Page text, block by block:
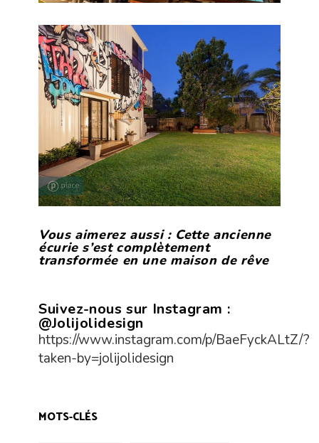
Vous aimerez aussi : Cette ancienne
écurie s’est complètement
transformée en une maison de rêve
Suivez-nous sur Instagram :
@Jolijolidesign
https://www.instagram.com/p/BaeFyckALtZ/?
taken-by=jolijolidesign
MOTS-CLÉS